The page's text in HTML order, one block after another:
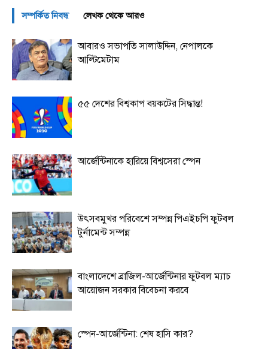
সম্পর্কিত নিবন্ধ লেখক থেকে আরও
আবারও সভাপতি সালাউদ্দিন, নেপালকে
আল্টিমেটাম
৫৫ দেশের বিশ্বকাপ বয়কটের সিদ্ধান্ত!
আর্জেন্টিনাকে হারিয়ে বিশ্বসেরা স্পেন
উৎসবমুখর পরিবেশে সম্পন্ন পিএইচপি ফুটবল
টুর্নামেন্ট সম্পন্ন
বাংলাদেশে ব্রাজিল-আর্জেন্টিনার ফুটবল ম্যাচ
আয়োজন সরকার বিবেচনা করবে
স্পেন-আর্জেন্টিনা: শেষ হাসি কার?